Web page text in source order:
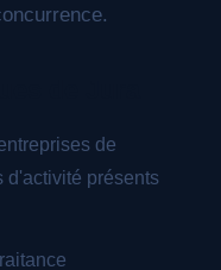
de
d'activité présents